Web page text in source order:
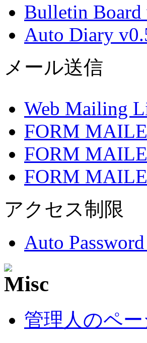
Bulletin Board
Auto Diary
メール送信
Web Mailing
FORM
FORM
FORM
アクセス制限
Auto
管理人のペー